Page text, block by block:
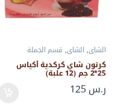
الشاي, الشاي, قسم الجملة
كرتون شاي كركدية أكياس
25*2 جم (12 علبة)
ر.س125